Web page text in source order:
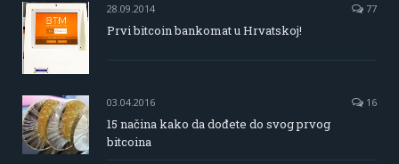
28.09.2014 77
Prvi bitcoin bankomat u Hrvatskoj!
03.04.2016 16
15 načina kako da dođete do svog prvog
bitcoina